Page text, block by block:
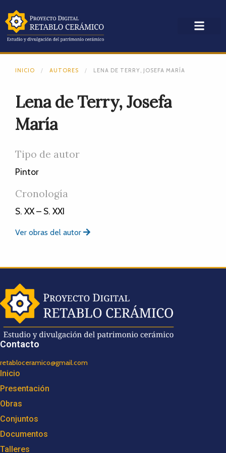
INICIO AUTORES LENA DE TERRY, JOSEFA MARÍA
Lena de Terry, Josefa
María
Tipo de autor
Pintor
Cronología
S. XX – S. XXI
Ver obras del autor
Contacto
retabloceramico@gmail.com
Inicio
Presentación
Obras
Conjuntos
Documentos
Talleres